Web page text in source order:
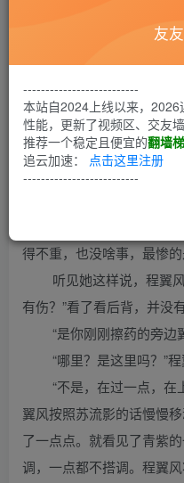
另有小说阅读站点
第1回
"你管我怎样。我爱怎么样
人家去外面跑步吗，哼。
了。”苏流影感觉好像还有
得不重，也没啥事，最惨的
听见她这样说，程翼风
有伤？”看了看后背，并没
“是你刚刚擦药的旁边
“哪里？是这里吗？”程
“不是，在过一点，在
翼风按照苏流影的话慢慢
了一点点。就看见了青紫
调，一点都不搭调。程翼
友
--------------------------
本站自2024上线以来，
性能，更新了视频区、交友
推荐一个稳定且便宜的翻墙
追云加速： 点击这里注册
--------------------------